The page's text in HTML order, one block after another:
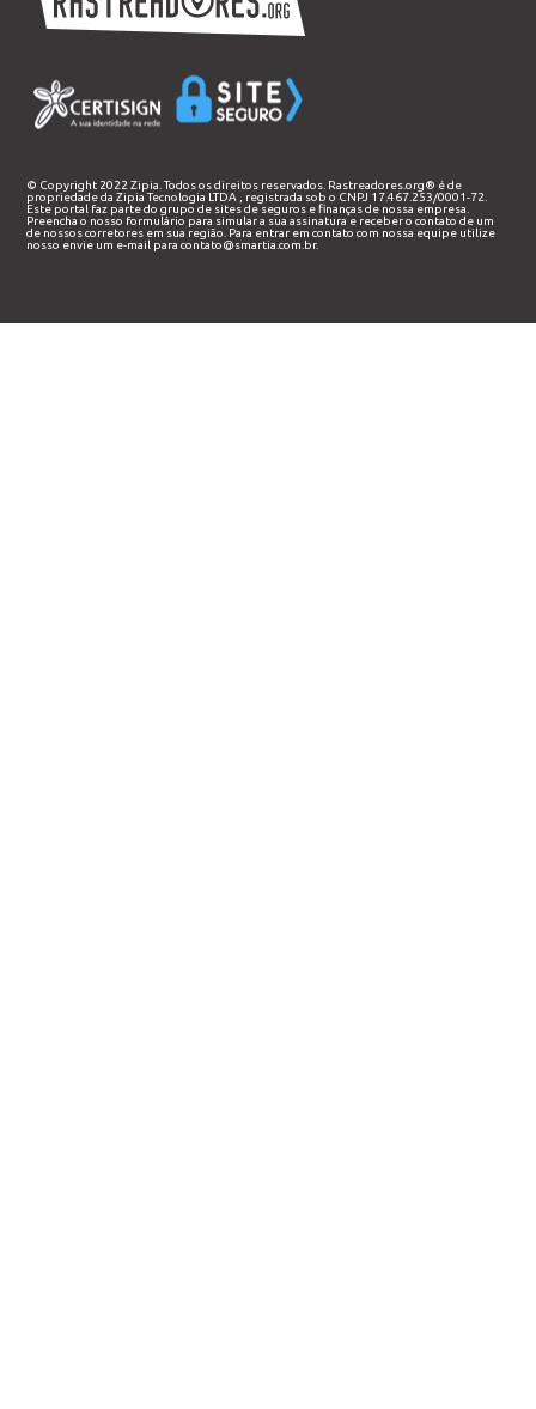
© Copyright 2022 Zipia. Todos os direitos reservados. Rastreadores.org® é de
propriedade daZipia Tecnologia LTDA
, registrada sob o CNPJ 17.467.253/0001-72.
Este portal faz parte do grupo de sites de seguros e finanças de nossa empresa.
Preencha o nosso formulário para simular a sua assinatura e receber o contato de um
de nossos corretores em sua região. Para entrar em contato com nossa equipe utilize
nosso envie um e-mail paracontato@smartia.com.br.